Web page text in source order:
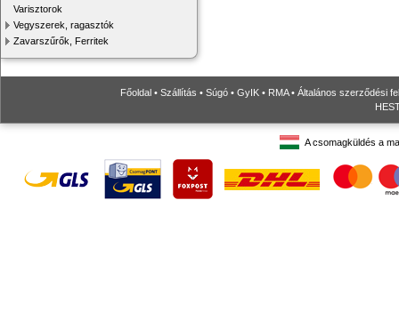
Varisztorok
Vegyszerek, ragasztók
Zavarszűrők, Ferritek
Főoldal • Szállítás • Súgó • GyIK • RMA• Általános szerződési
A csomagküldés a